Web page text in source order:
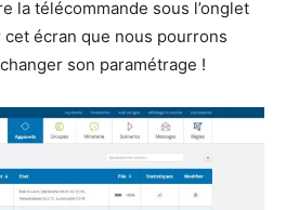
la télécommande sous l’onglet
cet écran que nous pourrons
son paramétrage !